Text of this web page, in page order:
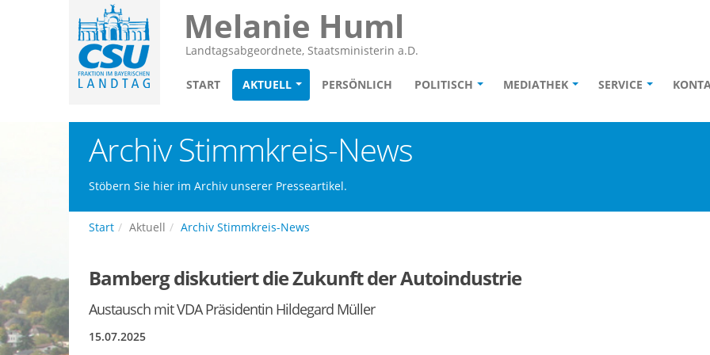
Melanie Huml
Landtagsabgeordnete, Staatsministerin a.D.
START AKTUELL PERSÖNLICH POLITISCH MEDIATHEK SERVICE
Archiv Stimmkreis-News
Stöbern Sie hier im Archiv unserer Presseartikel.
Start Aktuell Archiv Stimmkreis-News
Bamberg diskutiert die Zukunft der Autoindustrie
Austausch mit VDA Präsidentin Hildegard Müller
15.07.2025